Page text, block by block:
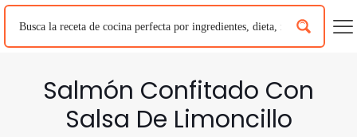
Salmón Confitado Con
Salsa De Limoncillo